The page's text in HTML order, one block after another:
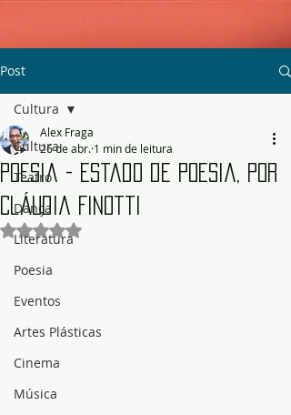
Post
Cultura
Teatro
Dança
Literatura
Poesia
Eventos
Artes Plásticas
Cinema
Música
Cultura
Poesia - Estado de Poesia, por
Cláudia Finotti
Alex Fraga
26 de abr. 1 min de leitura
Avaliado com NaN de 5 estrelas.